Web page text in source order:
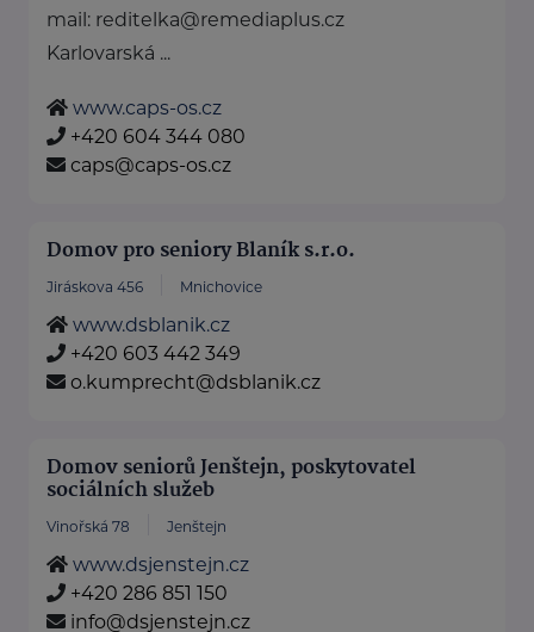
mail: reditelka@remediaplus.cz
Karlovarská ...
www.caps-os.cz
+420 604 344 080
caps@caps-os.cz
Domov pro seniory Blaník s.r.o.
Jiráskova 456 Mnichovice
www.dsblanik.cz
+420 603 442 349
o.kumprecht@dsblanik.cz
Domov seniorů Jenštejn, poskytovatel
sociálních služeb
Vinořská 78 Jenštejn
www.dsjenstejn.cz
+420 286 851 150
info@dsjenstejn.cz